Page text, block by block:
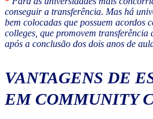
conseguir a transferência. Mas há
bem colocadas que possuem acordos
colleges, que promovem transferência
após a conclusão dos dois anos de
VANTAGENS DE
EM COMMUNITY